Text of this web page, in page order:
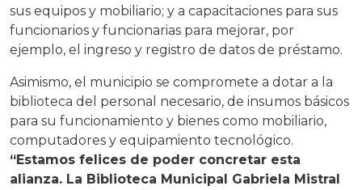
sus equipos y mobiliario; y a capacitaciones para sus
funcionarios y funcionarias para mejorar, por
ejemplo, el ingreso y registro de datos de préstamo.
Asimismo, el municipio se compromete a dotar a la
biblioteca del personal necesario, de insumos básicos
para su funcionamiento y bienes como mobiliario,
computadores y equipamiento tecnológico.
“Estamos felices de poder concretar esta
alianza. La Biblioteca Municipal Gabriela Mistral